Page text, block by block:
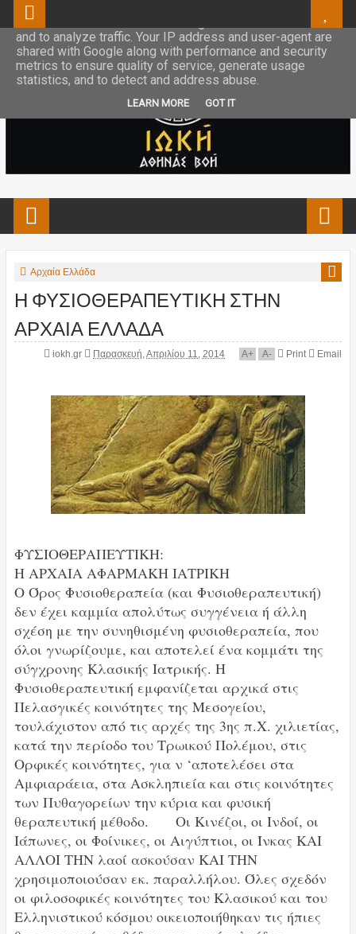
Αρχαία Ελλάδα
Η ΦΥΣΙΟΘΕΡΑΠΕΥΤΙΚΗ ΣΤΗΝ
ΑΡΧΑΙΑ ΕΛΛΑΔΑ
iokh.gr Παρασκευή, Απριλίου 11, 2014 A+ A- Print Email
ΦΥΣΙΟΘΕΡΑΠΕΥΤΙΚΗ:
Η AΡΧΑΙΑ ΑΦΑΡΜΑΚΗ ΙΑΤΡΙΚΗ
Ο Όρος Φυσιοθεραπεία (και Φυσιοθεραπευτική)
δεν έχει καμμία απολύτως συγγένεια ή άλλη
σχέση με την συνηθισμένη φυσιοθεραπεία, που
όλοι γνωρίζουμε, και αποτελεί ένα κομμάτι της
σύγχρονης Κλασικής Ιατρικής. Η
Φυσιοθεραπευτική εμφανίζεται αρχικά στις
Πελασγικές κοινότητες της Μεσογείου,
τουλάχιστον από τις αρχές της 3ης π.Χ. χιλιετίας,
κατά την περίοδο του Τρωικού Πολέμου, στις
Ορφικές κοινότητες, για ν ‘αποτελέσει στα
Αμφιαράεια, στα Ασκληπιεία και στις κοινότητες
των Πυθαγορείων την κύρια και φυσική
θεραπευτική μέθοδο. Οι Κινέζοι, οι Ινδοί, οι
Ιάπωνες, οι Φοίνικες, οι Αιγύπτιοι, οι Ίνκας ΚΑΙ
ΑΛΛΟΙ ΤΗΝ λαοί ασκούσαν ΚΑΙ ΤΗΝ
χρησιμοποιούσαν εκ. παραλλήλου. Όλες σχεδόν
οι φιλοσοφικές κοινότητες του Κλασικού και του
Ελληνιστικού κόσμου οικειοποιήθηκαν τις ήπιες
This site uses cookies from Google to deliver its services
and to analyze traffic. Your IP address and user-agent are
shared with Google along with performance and security
metrics to ensure quality of service, generate usage
statistics, and to detect and address abuse.
LEARN MORE GOT IT